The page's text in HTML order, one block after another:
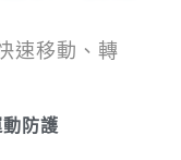
速移動、轉
防護